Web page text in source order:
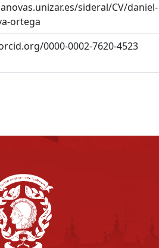
sideral/CV/daniel-
ortega
0000-0002-7620-4523